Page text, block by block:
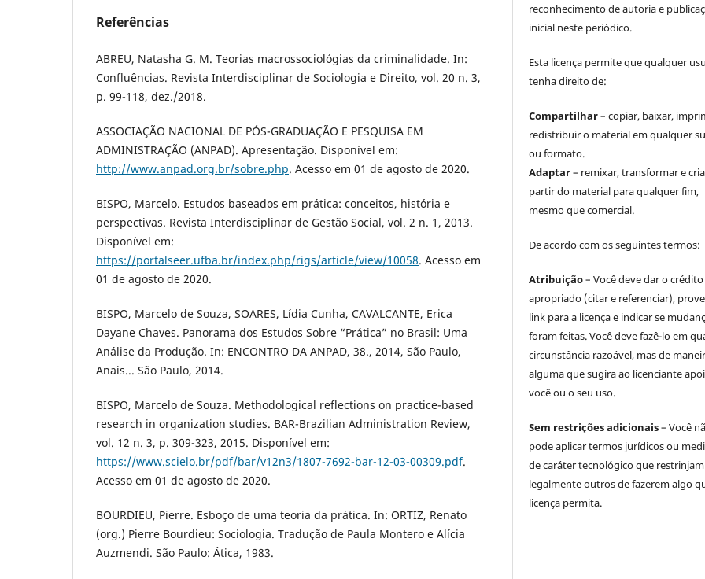
Referências
ABREU, Natasha G. M. Teorias macrossociológias da criminalidade. In:
Confluências. Revista Interdisciplinar de Sociologia e Direito, vol. 20 n. 3,
p. 99-118, dez./2018.
ASSOCIAÇÃO NACIONAL DE PÓS-GRADUAÇÃO E PESQUISA EM
ADMINISTRAÇÃO (ANPAD). Apresentação. Disponível em:
http://www.anpad.org.br/sobre.php. Acesso em 01 de agosto de 2020.
BISPO, Marcelo. Estudos baseados em prática: conceitos, história e
perspectivas. Revista Interdisciplinar de Gestão Social, vol. 2 n. 1, 2013.
Disponível em:
https://portalseer.ufba.br/index.php/rigs/article/view/10058. Acesso em
01 de agosto de 2020.
BISPO, Marcelo de Souza, SOARES, Lídia Cunha, CAVALCANTE, Erica
Dayane Chaves. Panorama dos Estudos Sobre “Prática” no Brasil: Uma
Análise da Produção. In: ENCONTRO DA ANPAD, 38., 2014, São Paulo,
Anais... São Paulo, 2014.
BISPO, Marcelo de Souza. Methodological reflections on practice-based
research in organization studies. BAR-Brazilian Administration Review,
vol. 12 n. 3, p. 309-323, 2015. Disponível em:
https://www.scielo.br/pdf/bar/v12n3/1807-7692-bar-12-03-00309.pdf.
Acesso em 01 de agosto de 2020.
BOURDIEU, Pierre. Esboço de uma teoria da prática. In: ORTIZ, Renato
(org.) Pierre Bourdieu: Sociologia. Tradução de Paula Montero e Alícia
Auzmendi. São Paulo: Ática, 1983.
reconhecimento de autoria e
inicial neste periódico.
Esta licença permite que qualquer
tenha direito de:
Compartilhar– copiar, baixar,
redistribuir o material em qualquer
ou formato.
Adaptar– remixar, transformar e
partir do material para qualquer fim,
mesmo que comercial.
De acordo com os seguintes termos:
Atribuição– Você deve dar o crédito
apropriado (citar e referenciar),
link para a licença e indicar se
foram feitas. Você deve fazê-lo em
circunstância razoável, mas de
alguma que sugira ao licenciante
você ou o seu uso.
Sem restrições adicionais– Você
pode aplicar termos jurídicos ou
de caráter tecnológico que restrinjam
legalmente outros de fazerem algo
licença permita.